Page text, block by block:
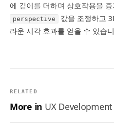
에 깊이를 더하며 상호작용을
perspective
값을 조정하고
라운 시각 효과를 얻을 수 있습
RELATED
More in UX Development